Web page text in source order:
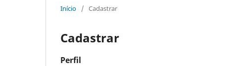
Início / Cadastrar
Cadastrar
Perfil